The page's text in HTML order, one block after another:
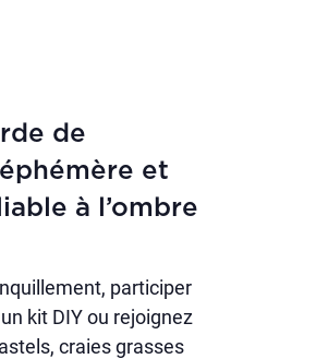
de
et
à l’ombre
participer
kit DIY ou rejoignez
craies grasses